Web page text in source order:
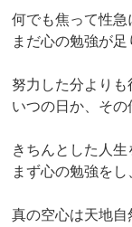
何でも焦って性
まだ心の勉強が足
努力した分より
いつの日か、その
きちんとした人
まず心の勉強をし
真の空心は天地自